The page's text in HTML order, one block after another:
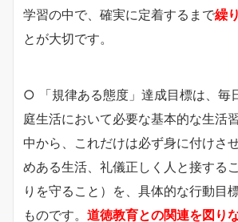
学習の中で、確実に定着するまで繰
とが大切です。
○ 「規律ある態度」達成目標は、毎
庭生活において必要な基本的な生活
中から、これだけは必ず身に付けさ
めある生活、礼儀正しく人と接する
りを守ること）を、具体的な行動目
ものです。 道徳教育との関連を図り